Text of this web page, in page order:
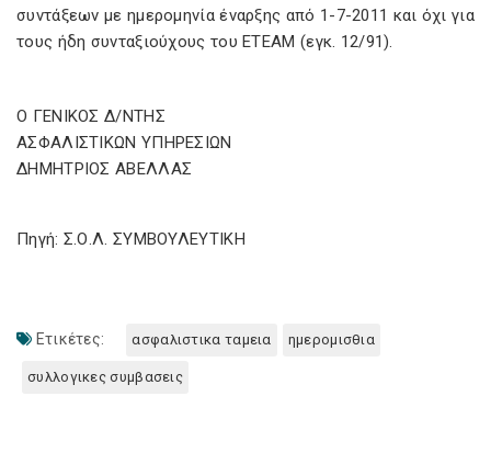
συντάξεων με ημερομηνία έναρξης από 1-7-2011 και όχι για
τους ήδη συνταξιούχους του ΕΤΕΑΜ (εγκ. 12/91).
Ο ΓΕΝΙΚΟΣ Δ/ΝΤΗΣ
ΑΣΦΑΛΙΣΤΙΚΩΝ ΥΠΗΡΕΣΙΩΝ
ΔΗΜΗΤΡΙΟΣ ΑΒΕΛΛΑΣ
Πηγή: Σ.Ο.Λ. ΣΥΜΒΟΥΛΕΥΤΙΚΗ
Ετικέτες: ασφαλιστικα ταμεια ημερομισθια
συλλογικες συμβασεις